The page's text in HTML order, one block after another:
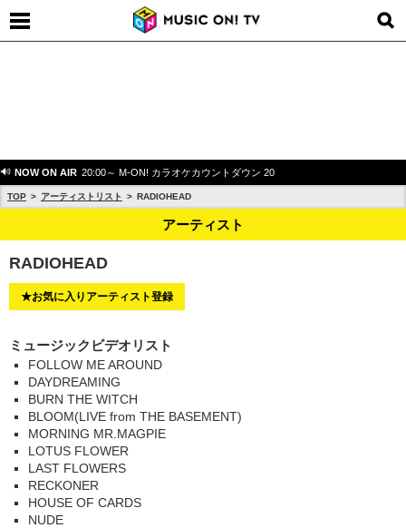
NOW ON AIR 20:00～ M-ON! カラオケカウントダウン 20
TOP アーティストリスト RADIOHEAD
アーティスト
RADIOHEAD
★お気に入りアーティスト登録
ミュージックビデオリスト
FOLLOW ME AROUND
DAYDREAMING
BURN THE WITCH
BLOOM(LIVE from THE BASEMENT)
MORNING MR.MAGPIE
LOTUS FLOWER
LAST FLOWERS
RECKONER
HOUSE OF CARDS
NUDE